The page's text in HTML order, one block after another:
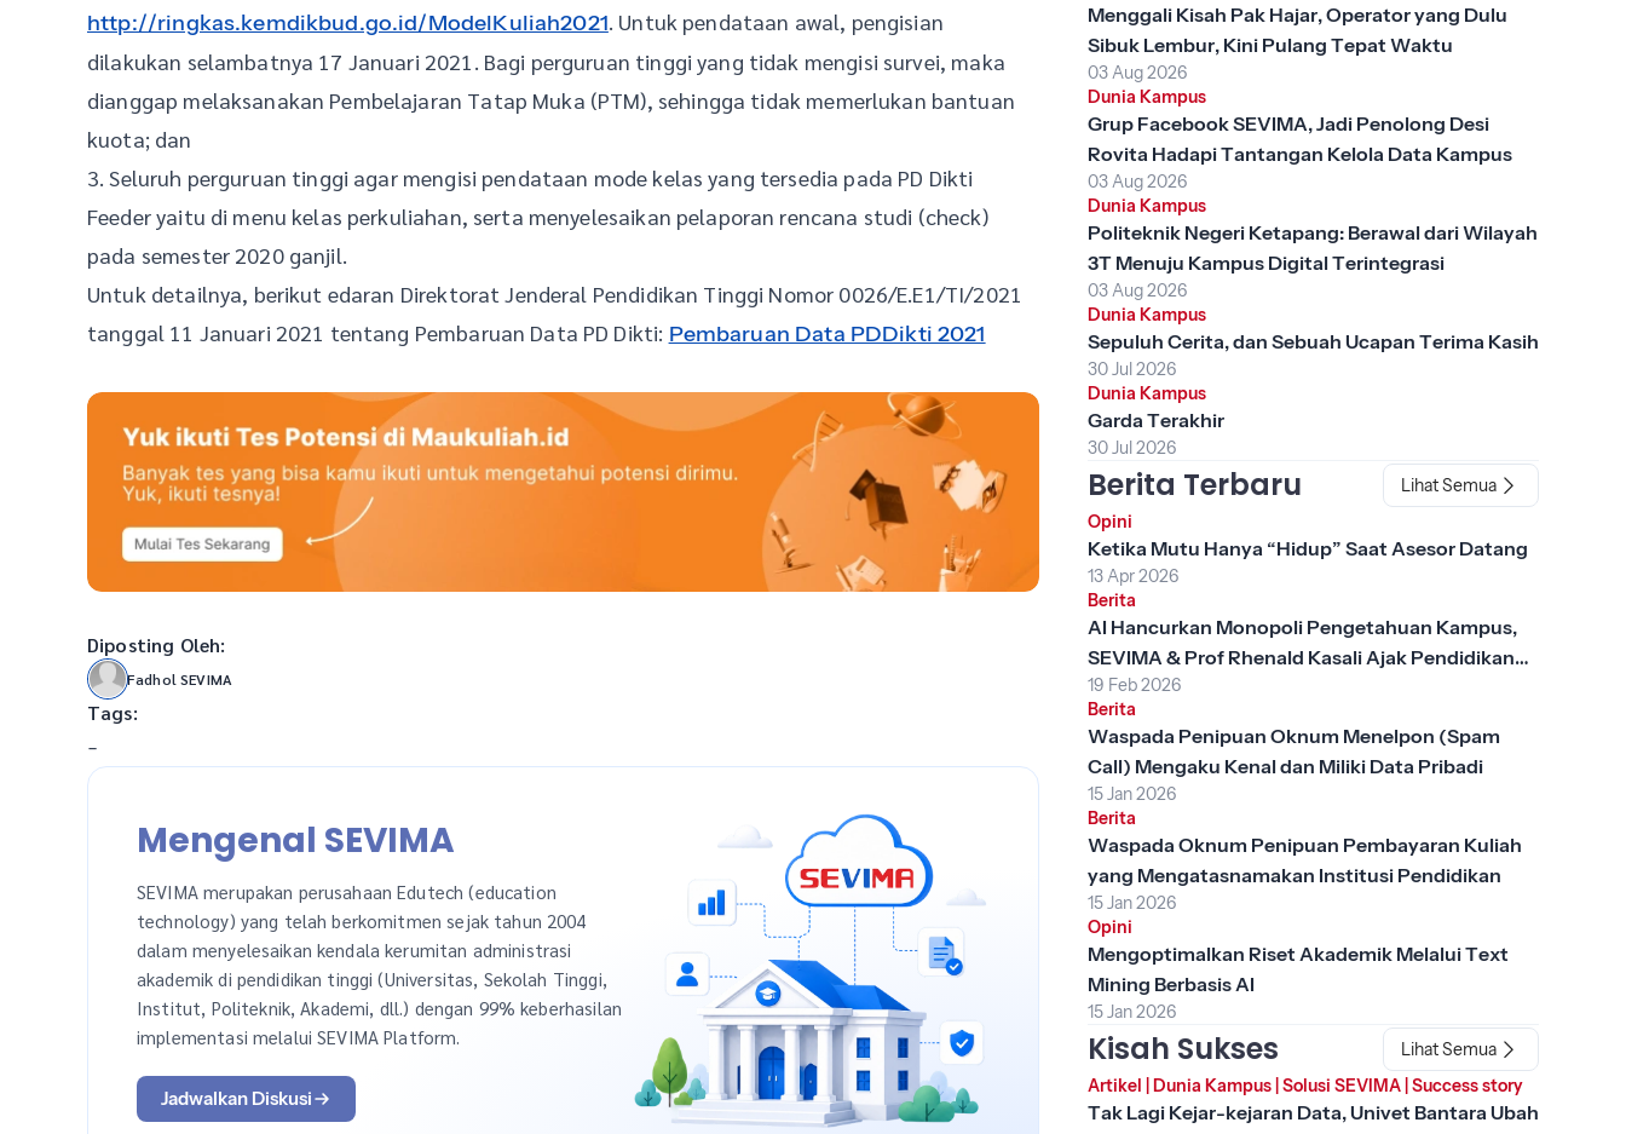
http://ringkas.kemdikbud.go.id/ModelKuliah2021. Untuk pendataan awal, pengisian
dilakukan selambatnya 17 Januari 2021. Bagi perguruan tinggi yang tidak mengisi survei, maka
dianggap melaksanakan Pembelajaran Tatap Muka (PTM), sehingga tidak memerlukan bantuan
kuota; dan
3. Seluruh perguruan tinggi agar mengisi pendataan mode kelas yang tersedia pada PD Dikti
Feeder yaitu di menu kelas perkuliahan, serta menyelesaikan pelaporan rencana studi (check)
pada semester 2020 ganjil.
Untuk detailnya, berikut edaran Direktorat Jenderal Pendidikan Tinggi Nomor 0026/E.E1/TI/2021
tanggal 11 Januari 2021 tentang Pembaruan Data PD Dikti: Pembaruan Data PDDikti 2021
Diposting Oleh:
Fadhol SEVIMA
Tags:
-
Mengenal SEVIMA
SEVIMA merupakan perusahaan Edutech (education
technology) yang telah berkomitmen sejak tahun 2004
dalam menyelesaikan kendala kerumitan administrasi
akademik di pendidikan tinggi (Universitas, Sekolah Tinggi,
Institut, Politeknik, Akademi, dll.) dengan 99% keberhasilan
implementasi melalui SEVIMA Platform.
Jadwalkan Diskusi
Menggali Kisah Pak Hajar, Operator yang Dulu
Sibuk Lembur, Kini Pulang Tepat Waktu
03 Aug 2026
Dunia Kampus
Grup Facebook SEVIMA, Jadi Penolong Desi
Rovita Hadapi Tantangan Kelola Data Kampus
03 Aug 2026
Dunia Kampus
Politeknik Negeri Ketapang: Berawal dari Wilayah
3T Menuju Kampus Digital Terintegrasi
03 Aug 2026
Dunia Kampus
Sepuluh Cerita, dan Sebuah Ucapan Terima Kasih
30 Jul 2026
Dunia Kampus
Garda Terakhir
30 Jul 2026
Berita Terbaru
Lihat Semua
Opini
Ketika Mutu Hanya “Hidup” Saat Asesor Datang
13 Apr 2026
Berita
AI Hancurkan Monopoli Pengetahuan Kampus,
SEVIMA & Prof Rhenald Kasali Ajak Pendidikan
Tinggi Berubah
19 Feb 2026
Berita
Waspada Penipuan Oknum Menelpon (Spam
Call) Mengaku Kenal dan Miliki Data Pribadi
15 Jan 2026
Berita
Waspada Oknum Penipuan Pembayaran Kuliah
yang Mengatasnamakan Institusi Pendidikan
15 Jan 2026
Opini
Mengoptimalkan Riset Akademik Melalui Text
Mining Berbasis AI
15 Jan 2026
Kisah Sukses
Lihat Semua
Artikel Dunia Kampus| Solusi SEVIMA| Success story
Tak Lagi Kejar-kejaran Data, Univet Bantara Ubah